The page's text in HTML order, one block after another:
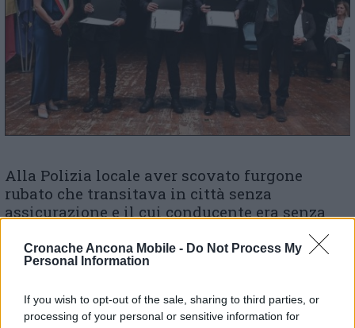
Cronache Ancona Mobile - Do Not Process My
Personal Information
If you wish to opt-out of the sale, sharing to third parties, or
processing of your personal or sensitive information for
Alla Polizia locale aver scovato furgone
rubato che transitava in città senza
assicurazione e il cui conducente era senza
Agente Enrico CERRI, Sostituto Commissario
Tiziana CORSI